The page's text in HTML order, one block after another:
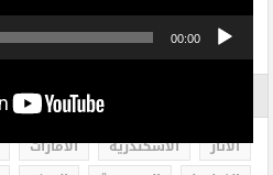
00:00
الاثار الاسكندرية الامارات